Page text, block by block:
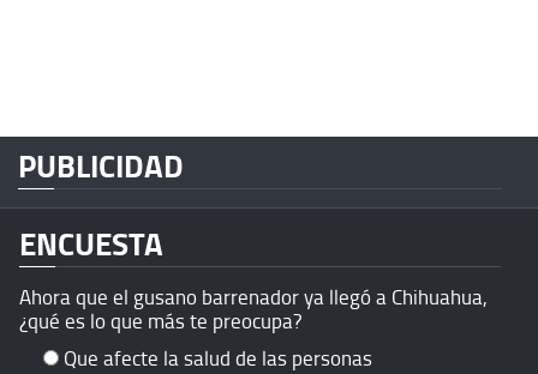
PUBLICIDAD
ENCUESTA
Ahora que el gusano barrenador ya llegó a Chihuahua,
¿qué es lo que más te preocupa?
Que afecte la salud de las personas